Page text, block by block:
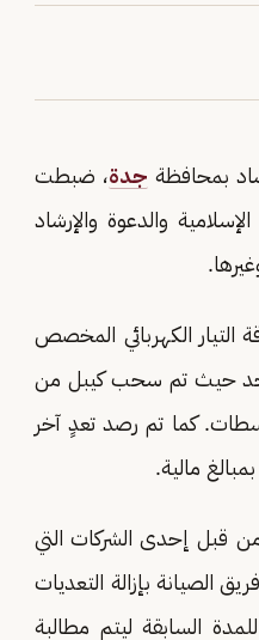
بمحافظة جدة، ضبطت
وزارة الشؤون الإسلامية والدعوة والإرشاد
التيار الكهربائي المخصص
تجارية مجاورة للمسجد حيث تم سحب كيبل من
كما تم رصد تعدٍ آخر
مالية.
قبل إحدى الشركات التي
الصيانة بإزالة التعديات
للمدة السابقة ليتم مطالبة